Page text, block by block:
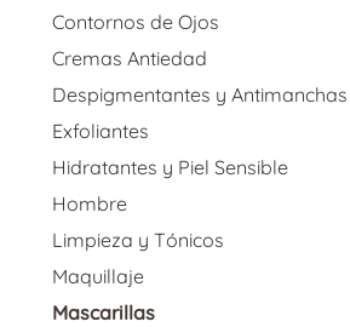
Contornos de Ojos
Cremas Antiedad
Despigmentantes y Antimanchas
Exfoliantes
Hidratantes y Piel Sensible
Hombre
Limpieza y Tónicos
Maquillaje
Mascarillas